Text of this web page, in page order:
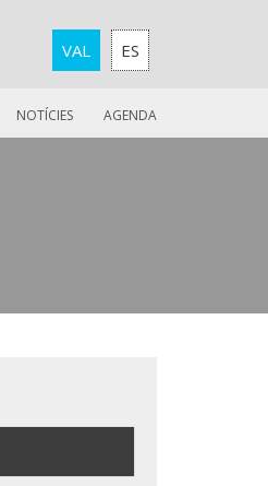
VAL ES
NOTÍCIES AGENDA